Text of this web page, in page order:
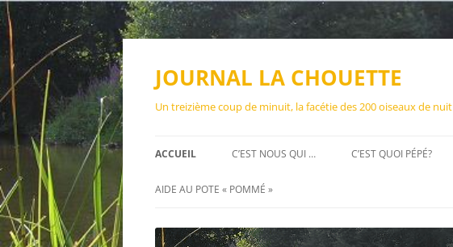
Aller
JOURNAL LA CHOUETTE
Un treizième coup de minuit, la facétie des 200 oiseaux de nuit
ACCUEIL C’EST NOUS QUI … C’EST QUOI PÉPÉ?
AIDE AU POTE « POMMÉ »